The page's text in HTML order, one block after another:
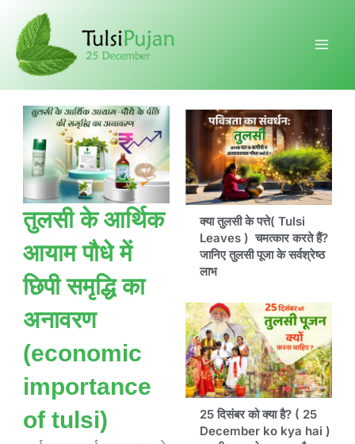
content
तुलसी के आर्थिक
आयाम पौधे में
छिपी समृद्धि का
अनावरण
(economic
importance
of tulsi)
क्या तुलसी के पत्ते( Tulsi
Leaves ) चमत्कार करते हैं?
जानिए तुलसी पूजा के सर्वश्रेष्ठ
लाभ
25 दिसंबर को क्या है? ( 25
December ko kya hai )